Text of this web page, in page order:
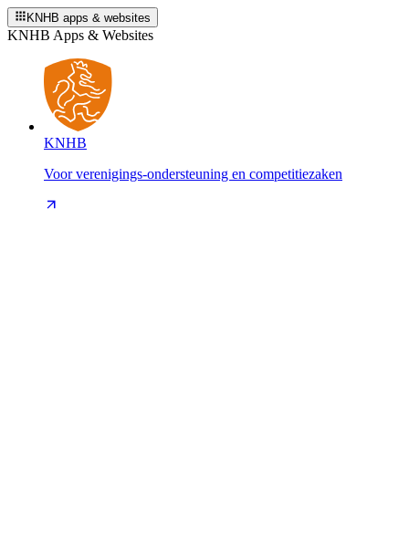
KNHB apps & websites
KNHB Apps & Websites
KNHB
Voor verenigings-ondersteuning en competitiezaken